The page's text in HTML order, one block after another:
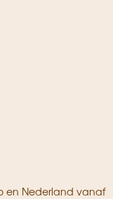
en Nederland vanaf